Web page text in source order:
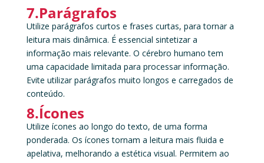
7.Parágrafos
Utilize parágrafos curtos e frases curtas, para tornar a
leitura mais dinâmica. É essencial sintetizar a
informação mais relevante. O cérebro humano tem
uma capacidade limitada para processar informação.
Evite utilizar parágrafos muito longos e carregados de
conteúdo.
8.Ícones
Utilize ícones ao longo do texto, de uma forma
ponderada. Os ícones tornam a leitura mais fluida e
apelativa, melhorando a estética visual. Permitem ao